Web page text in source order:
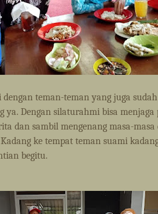
teman-teman yang juga
ya. Dengan silaturahmi bisa menjaga
dan sambil mengenang masa-
ke tempat teman suami
begitu.